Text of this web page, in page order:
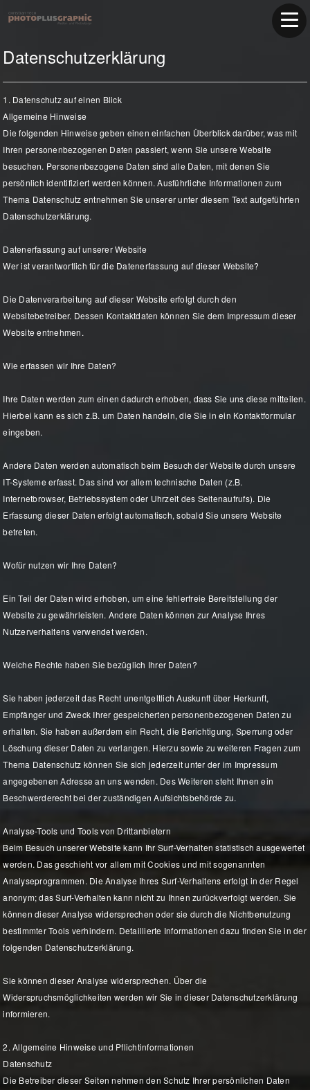
Datenschutzerklärung
1. Datenschutz auf einen Blick
Allgemeine Hinweise
Die folgenden Hinweise geben einen einfachen Überblick darüber, was mit
Ihren personenbezogenen Daten passiert, wenn Sie unsere Website
besuchen. Personenbezogene Daten sind alle Daten, mit denen Sie
persönlich identifiziert werden können. Ausführliche Informationen zum
Thema Datenschutz entnehmen Sie unserer unter diesem Text aufgeführten
Datenschutzerklärung.
Datenerfassung auf unserer Website
Wer ist verantwortlich für die Datenerfassung auf dieser Website?
Die Datenverarbeitung auf dieser Website erfolgt durch den
Websitebetreiber. Dessen Kontaktdaten können Sie dem Impressum dieser
Website entnehmen.
Wie erfassen wir Ihre Daten?
Ihre Daten werden zum einen dadurch erhoben, dass Sie uns diese mitteilen.
Hierbei kann es sich z.B. um Daten handeln, die Sie in ein Kontaktformular
eingeben.
Andere Daten werden automatisch beim Besuch der Website durch unsere
IT-Systeme erfasst. Das sind vor allem technische Daten (z.B.
Internetbrowser, Betriebssystem oder Uhrzeit des Seitenaufrufs). Die
Erfassung dieser Daten erfolgt automatisch, sobald Sie unsere Website
betreten.
Wofür nutzen wir Ihre Daten?
Ein Teil der Daten wird erhoben, um eine fehlerfreie Bereitstellung der
Website zu gewährleisten. Andere Daten können zur Analyse Ihres
Nutzerverhaltens verwendet werden.
Welche Rechte haben Sie bezüglich Ihrer Daten?
Sie haben jederzeit das Recht unentgeltlich Auskunft über Herkunft,
Empfänger und Zweck Ihrer gespeicherten personenbezogenen Daten zu
erhalten. Sie haben außerdem ein Recht, die Berichtigung, Sperrung oder
Löschung dieser Daten zu verlangen. Hierzu sowie zu weiteren Fragen zum
Thema Datenschutz können Sie sich jederzeit unter der im Impressum
angegebenen Adresse an uns wenden. Des Weiteren steht Ihnen ein
Beschwerderecht bei der zuständigen Aufsichtsbehörde zu.
Analyse-Tools und Tools von Drittanbietern
Beim Besuch unserer Website kann Ihr Surf-Verhalten statistisch ausgewertet
werden. Das geschieht vor allem mit Cookies und mit sogenannten
Analyseprogrammen. Die Analyse Ihres Surf-Verhaltens erfolgt in der Regel
anonym; das Surf-Verhalten kann nicht zu Ihnen zurückverfolgt werden. Sie
können dieser Analyse widersprechen oder sie durch die Nichtbenutzung
bestimmter Tools verhindern. Detaillierte Informationen dazu finden Sie in der
folgenden Datenschutzerklärung.
Sie können dieser Analyse widersprechen. Über die
Widerspruchsmöglichkeiten werden wir Sie in dieser Datenschutzerklärung
informieren.
2. Allgemeine Hinweise und Pflichtinformationen
Datenschutz
Die Betreiber dieser Seiten nehmen den Schutz Ihrer persönlichen Daten